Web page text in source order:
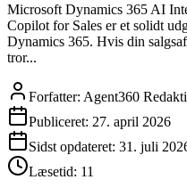
Microsoft Dynamics 365 AI
Copilot for Sales er et solidt
Dynamics 365. Hvis din
tror...
Forfatter: Agent360
Publiceret: 27. april 2026
Sidst opdateret: 31. juli
Læsetid: 11